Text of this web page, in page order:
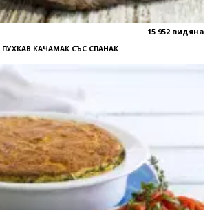
15 952 видяна
ПУХКАВ КАЧАМАК СЪС СПАНАК